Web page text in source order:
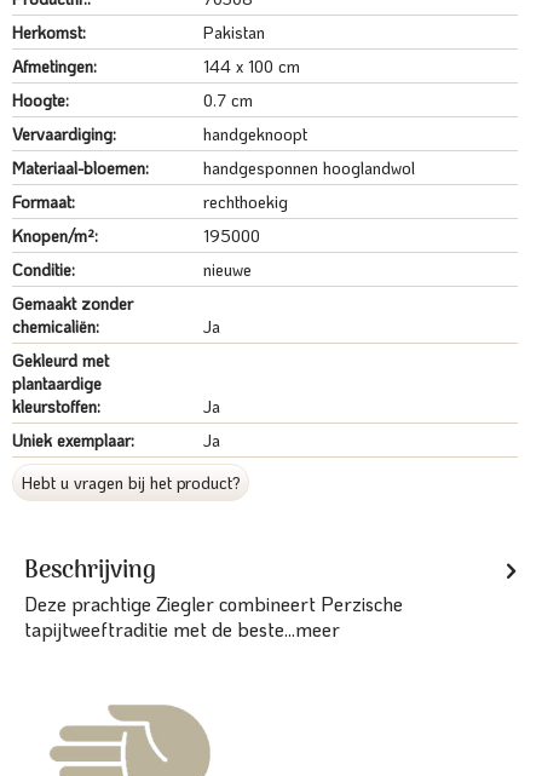
Herkomst:
Pakistan
Afmetingen:
144 x 100 cm
Hoogte:
0.7 cm
Vervaardiging:
handgeknoopt
Materiaal-bloemen:
handgesponnen hooglandwol
Formaat:
rechthoekig
Knopen/m²:
195000
Conditie:
nieuwe
Gemaakt zonder
chemicaliën:
Ja
Gekleurd met
plantaardige
kleurstoffen:
Ja
Uniek exemplaar:
Ja
Hebt u vragen bij het product?
Beschrijving
Deze prachtige Ziegler combineert Perzische
tapijtweeftraditie met de beste...meer